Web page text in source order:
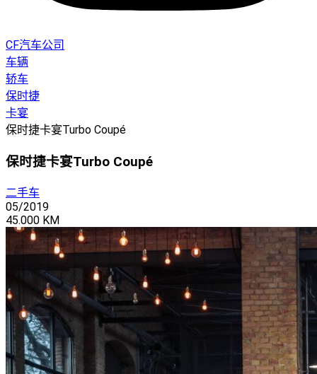
CF汽车公司
车辆
轿车
保时捷
卡宴
保时捷卡宴Turbo Coupé
保时捷卡宴Turbo Coupé
二手车
05/2019
45.000 KM